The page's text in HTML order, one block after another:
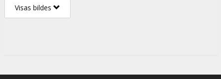
Visas bildes